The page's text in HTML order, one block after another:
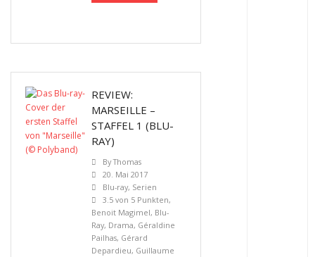
REVIEW:
MARSEILLE –
STAFFEL 1 (BLU-
RAY)
ByThomas
20. Mai 2017
Blu-ray, Serien
3.5 von 5 Punkten,
Benoit Magimel, Blu-
Ray, Drama, Géraldine
Pailhas, Gérard
Depardieu, Guillaume